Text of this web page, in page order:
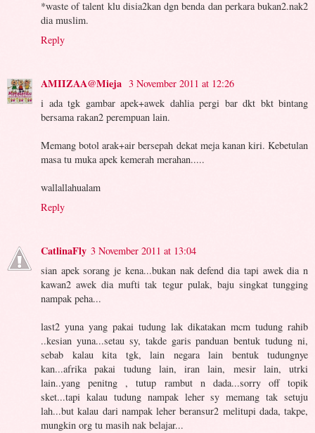
*waste of talent klu disia2kan dgn benda dan perkara bukan2.nak2
dia muslim.
Reply
AMIIZAA@Mieja 3 November 2011 at 12:26
i ada tgk gambar apek+awek dahlia pergi bar dkt bkt bintang
bersama rakan2 perempuan lain.
Memang botol arak+air bersepah dekat meja kanan kiri. Kebetulan
masa tu muka apek kemerah merahan.....
wallallahualam
Reply
CatlinaFly 3 November 2011 at 13:04
sian apek sorang je kena...bukan nak defend dia tapi awek dia n
kawan2 awek dia mufti tak tegur pulak, baju singkat tungging
nampak peha...
last2 yuna yang pakai tudung lak dikatakan mcm tudung rahib
..kesian yuna...setau sy, takde garis panduan bentuk tudung ni,
sebab kalau kita tgk, lain negara lain bentuk tudungnye
kan...afrika pakai tudung lain, iran lain, mesir lain, utrki
lain..yang penitng , tutup rambut n dada...sorry off topik
sket...tapi kalau tudung nampak leher sy memang tak setuju
lah...but kalau dari nampak leher beransur2 melitupi dada, takpe,
mungkin org tu masih nak belajar...